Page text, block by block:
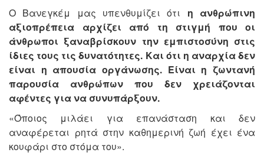
Ο Βανεγκέμ μας υπενθυμίζει ότι η ανθρώπινη
αξιοπρέπεια αρχίζει από τη στιγμή που οι
άνθρωποι ξαναβρίσκουν την εμπιστοσύνη στις
ίδιες τους τις δυνατότητες. Και ότι η αναρχία δεν
είναι η απουσία οργάνωσης. Είναι η ζωντανή
παρουσία ανθρώπων που δεν χρειάζονται
αφέντες για να συνυπάρξουν.
«Όποιος μιλάει για επανάσταση και δεν
αναφέρεται ρητά στην καθημερινή ζωή έχει ένα
κουφάρι στο στόμα του».